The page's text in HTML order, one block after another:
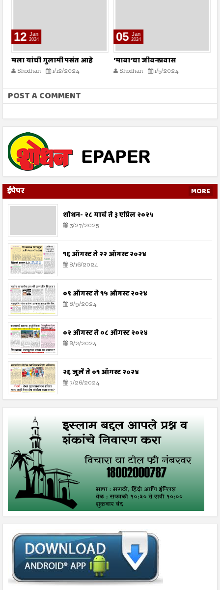
12 Jan
2024
मला यांची गुलामी पसंत आहे
Shodhan 1/12/2024
05 Jan
2024
'माबा'चा जीवनप्रवास
Shodhan 1/5/2024
POST A COMMENT
ईपेपर MORE
शोधन- २८ मार्च ते ३ एप्रिल २०२५
3/27/2025
१६ ऑगस्ट ते २२ ऑगस्ट २०२४
8/16/2024
०९ ऑगस्ट ते १५ ऑगस्ट २०२४
8/9/2024
०२ ऑगस्ट ते ०८ ऑगस्ट २०२४
8/2/2024
२६ जुलै ते ०१ ऑगस्ट २०२४
7/26/2024